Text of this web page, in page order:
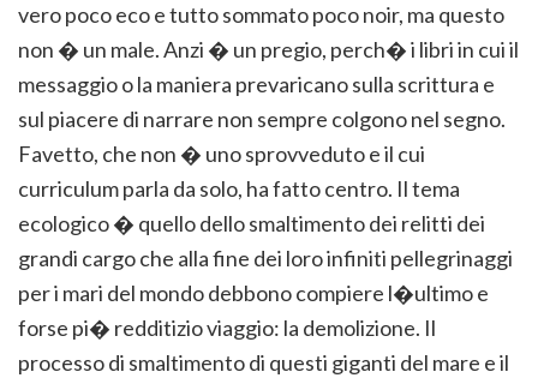
vero poco eco e tutto sommato poco noir, ma questo
non � un male. Anzi � un pregio, perch� i libri in cui il
messaggio o la maniera prevaricano sulla scrittura e
sul piacere di narrare non sempre colgono nel segno.
Favetto, che non � uno sprovveduto e il cui
curriculum parla da solo, ha fatto centro. Il tema
ecologico � quello dello smaltimento dei relitti dei
grandi cargo che alla fine dei loro infiniti pellegrinaggi
per i mari del mondo debbono compiere l�ultimo e
forse pi� redditizio viaggio: la demolizione. Il
processo di smaltimento di questi giganti del mare e il